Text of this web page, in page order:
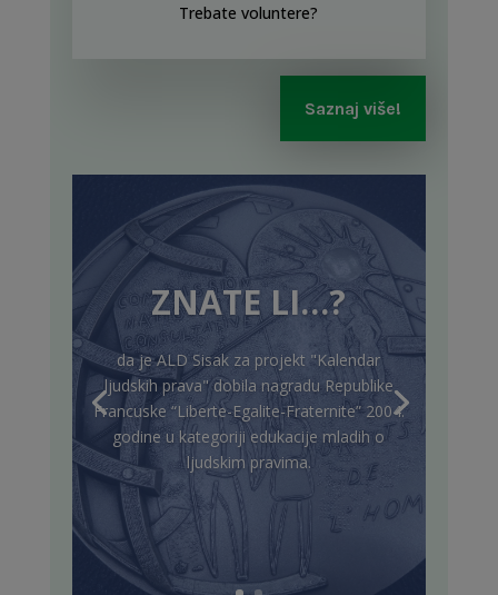
Trebate voluntere?
Saznaj više!
ZNATE LI…?
da je ALD Sisak za projekt "Kalendar
ljudskih prava" dobila nagradu Republike
Francuske “Liberte-Egalite-Fraternite” 2004.
godine u kategoriji edukacije mladih o
ljudskim pravima.